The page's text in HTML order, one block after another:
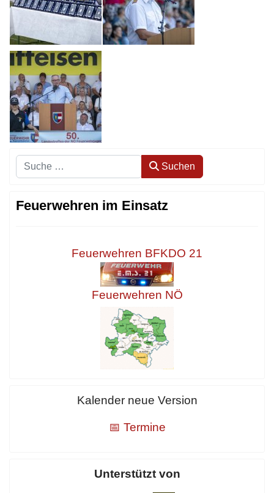
Suchen Suchen
Feuerwehren im Einsatz
Feuerwehren BFKDO 21
Feuerwehren NÖ
Kalender neue Version
📅 Termine
Unterstützt von